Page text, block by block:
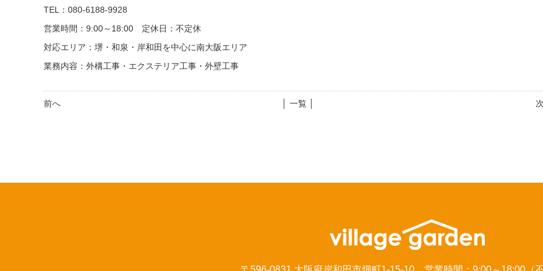
TEL：080-6188-9928
営業時間：9:00～18:00 定休日：不定休
対応エリア：堺・和泉・岸和田を中心に南大阪エリア
業務内容：外構工事・エクステリア工事・外壁工事
前へ │ 一覧 │